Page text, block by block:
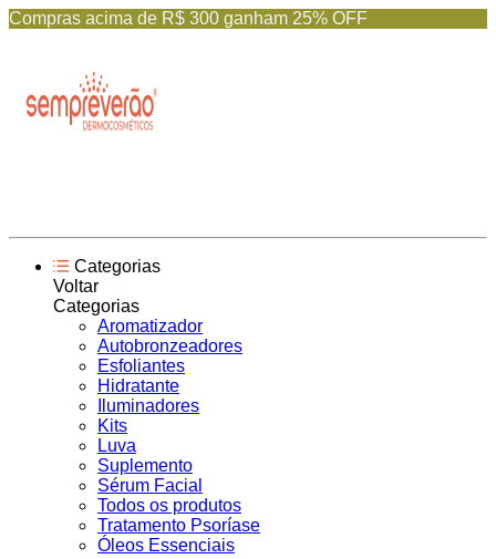
Compras acima de R$ 300 ganham 25% OFF
Categorias
Voltar
Categorias
Aromatizador
Autobronzeadores
Esfoliantes
Hidratante
Iluminadores
Kits
Luva
Suplemento
Sérum Facial
Todos os produtos
Tratamento Psoríase
Óleos Essenciais